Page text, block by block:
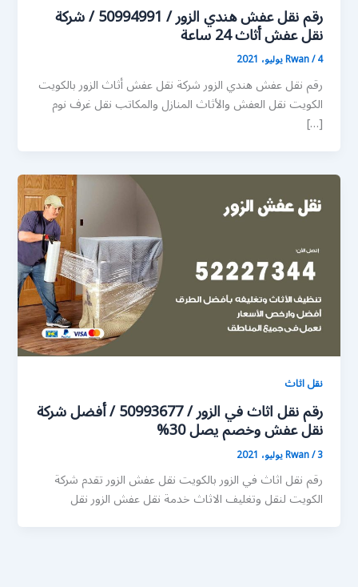
رقم نقل عفش هندي الزور / 50994991 / شركة
نقل عفش أثاث 24 ساعة
Rwan/4 يوليو، 2021
رقم نقل عفش هندي الزور شركة نقل عفش أثاث الزور بالكويت
الكويت نقل العفش والأثاث المنازل والمكاتب نقل غرف نوم
[…]
نقل اثاث
رقم نقل اثاث في الزور / 50993677 / أفضل شركة
نقل عفش وخصم يصل 30%
Rwan/3 يوليو، 2021
رقم نقل اثاث في الزور بالكويت نقل عفش الزور تقدم شركة
الكويت لنقل وتغليف الاثاث خدمة نقل عفش الزور نقل